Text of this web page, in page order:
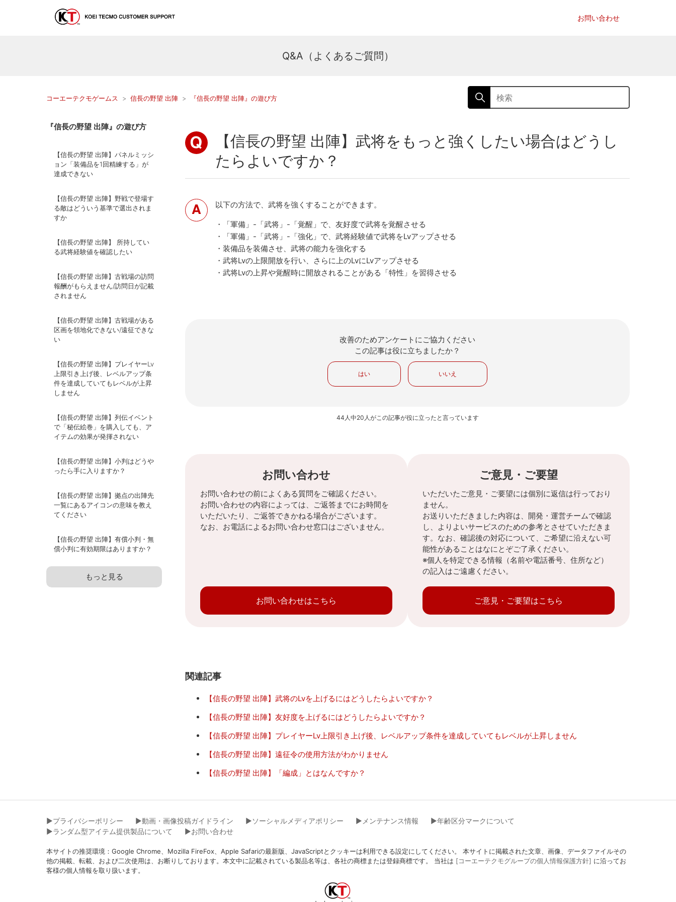
お問い合わせ
Q&A（よくあるご質問）
コーエーテクモゲームス 信長の野望 出陣 『信長の野望 出陣』の遊び方
『信長の野望 出陣』の遊び方
【信長の野望 出陣】パネルミッシ
ョン「装備品を1回精練する」が
達成できない
【信長の野望 出陣】野戦で登場す
る敵はどういう基準で選出されま
すか
【信長の野望 出陣】 所持してい
る武将経験値を確認したい
【信長の野望 出陣】古戦場の訪問
報酬がもらえません/訪問日が記載
されません
【信長の野望 出陣】古戦場がある
区画を領地化できない/遠征できな
い
【信長の野望 出陣】プレイヤーLv
上限引き上げ後、レベルアップ条
件を達成していてもレベルが上昇
しません
【信長の野望 出陣】列伝イベント
で「秘伝絵巻」を購入しても、ア
イテムの効果が発揮されない
【信長の野望 出陣】小判はどうや
ったら手に入りますか？
【信長の野望 出陣】拠点の出陣先
一覧にあるアイコンの意味を教え
てください
【信長の野望 出陣】有償小判・無
償小判に有効期限はありますか？
もっと見る
【信長の野望 出陣】武将をもっと強くしたい場合はどうし
たらよいですか？
以下の方法で、武将を強くすることができます。
・「軍備」-「武将」-「覚醒」で、友好度で武将を覚醒させる
・「軍備」-「武将」-「強化」で、武将経験値で武将をLvアップさせる
・装備品を装備させ、武将の能力を強化する
・武将Lvの上限開放を行い、さらに上のLvにLvアップさせる
・武将Lvの上昇や覚醒時に開放されることがある「特性」を習得させる
改善のためアンケートにご協力ください
この記事は役に立ちましたか？
はい いいえ
44人中20人がこの記事が役に立ったと言っています
お問い合わせ
お問い合わせの前によくある質問をご確認ください。
お問い合わせの内容によっては、ご返答までにお時間を
いただいたり、ご返答できかねる場合がございます。
なお、お電話によるお問い合わせ窓口はございません。
お問い合わせはこちら
ご意見・ご要望
いただいたご意見・ご要望には個別に返信は行っており
ません。
お送りいただきました内容は、開発・運営チームで確認
し、よりよいサービスのための参考とさせていただきま
す。なお、確認後の対応について、ご希望に沿えない可
能性があることはなにとぞご了承ください。
※個人を特定できる情報（名前や電話番号、住所など）
の記入はご遠慮ください。
ご意見・ご要望はこちら
関連記事
【信長の野望 出陣】武将のLvを上げるにはどうしたらよいですか？
【信長の野望 出陣】友好度を上げるにはどうしたらよいですか？
【信長の野望 出陣】プレイヤーLv上限引き上げ後、レベルアップ条件を達成していてもレベルが上昇しません
【信長の野望 出陣】遠征令の使用方法がわかりません
【信長の野望 出陣】「編成」とはなんですか？
▶︎プライバシーポリシー ▶︎動画・画像投稿ガイドライン ▶︎ソーシャルメディアポリシー ▶︎メンテナンス情報
▶︎年齢区分マークについて
▶︎ランダム型アイテム提供製品について
▶︎お問い合わせ
本サイトの推奨環境：Google Chrome、Mozilla FireFox、Apple Safariの最新版、JavaScriptとクッキーは利用できる設定にしてください。 本サイトに掲載された文章、画像、データファイルその
他の掲載、転載、および二次使用は、お断りしております。本文中に記載されている製品名等は、各社の商標または登録商標です。 当社は [コーエーテクモグループの個人情報保護方針] に沿ってお
客様の個人情報を取り扱います。